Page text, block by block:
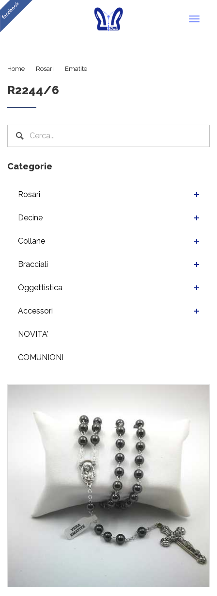
Home Rosari Ematite
R2244/6
Categorie
Rosari
Decine
Collane
Bracciali
Oggettistica
Accessori
NOVITA'
COMUNIONI